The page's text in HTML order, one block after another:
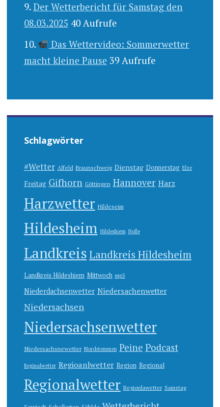
Der Wetterbericht für Samstag den
08.03.2025 40 Aufrufe
Das Wettervideo: Sommerwetter
macht kleine Pause 39 Aufrufe
Schlagwörter
#Wetter Alfeld Braunschweig Dienstag Donnerstag Elze
Freitag Gifhorn Göttingen Hannover Harz
Harzwetter Hildeseim
Hildesheim Hildeshiem Holle
Landkreis Landkreis Hildesheim
Landkreis Hildeshiem Mittwoch mp3
Niederdachsenwetter Niedersachenwetter
Niedersachsen
Niedersachsenwetter
Niedersachsnewetter Nordstemmen Peine Podcast
Reginalwetter Regioanlwetter Region Regional
Regionalwetter Regionlawetter Samstag